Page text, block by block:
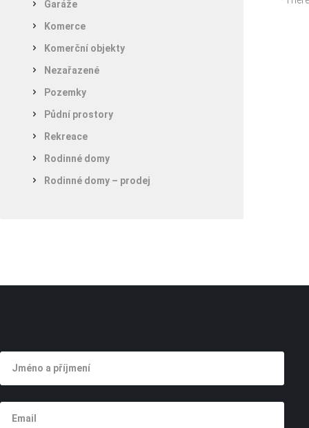
Garáže
Komerce
Komerční objekty
Nezařazené
Pozemky
Půdní prostory
Rekreace
Rodinné domy
Rodinné domy – prodej